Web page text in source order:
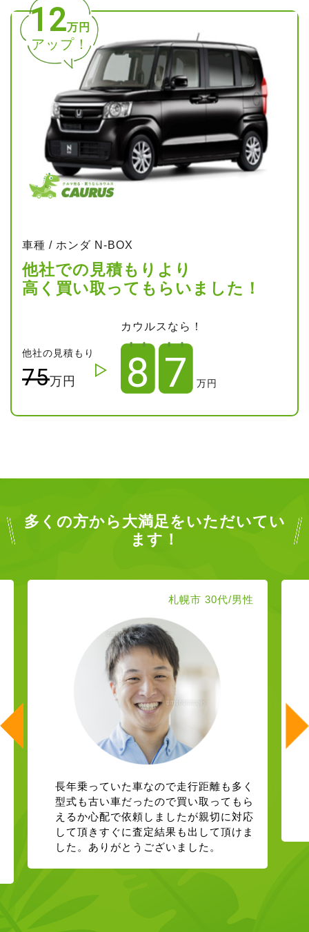
12万円
アップ！
車種 / ホンダ N-BOX
他社での見積もりより
高く買い取ってもらいました！
他社の見積もり
75万円
カウルスなら！
8 7 万円
多くの方から大満足をいただいてい
ます！
札幌市 30代/男性
長年乗っていた車なので走行距離も多く
型式も古い車だったので買い取ってもら
えるか心配で依頼しましたが親切に対応
して頂きすぐに査定結果も出して頂けま
した。ありがとうございました。